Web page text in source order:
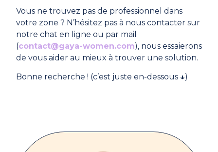
Vous ne trouvez pas de professionnel dans
votre zone ? N’hésitez pas à nous contacter sur
notre chat en ligne ou par mail
(contact@gaya-women.com), nous essaierons
de vous aider au mieux à trouver une solution.
Bonne recherche ! (c’est juste en-dessous ↓)